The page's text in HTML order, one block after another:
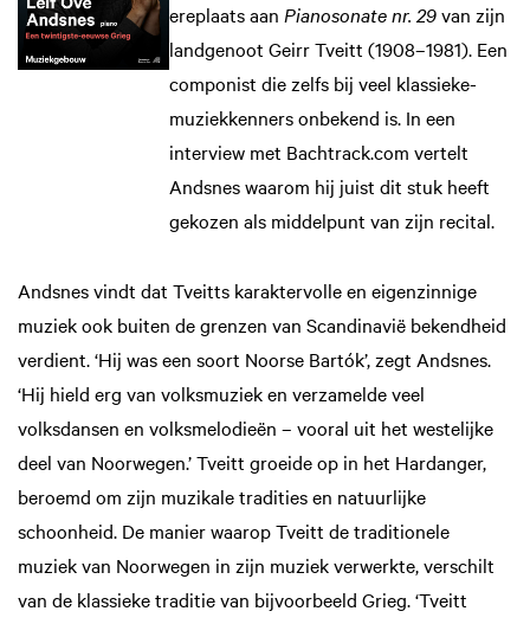
ereplaats aan Pianosonate nr. 29van zijn
landgenoot Geirr Tveitt (1908–1981). Een
componist die zelfs bij veel klassieke-
muziekkenners onbekend is. In een
interview met Bachtrack.com vertelt
Andsnes waarom hij juist dit stuk heeft
gekozen als middelpunt van zijn recital.
Andsnes vindt dat Tveitts karaktervolle en eigenzinnige
muziek ook buiten de grenzen van Scandinavië bekendheid
verdient. ‘Hij was een soort Noorse Bartók’, zegt Andsnes.
‘Hij hield erg van volksmuziek en verzamelde veel
volksdansen en volksmelodieën – vooral uit het westelijke
deel van Noorwegen.’ Tveitt groeide op in het Hardanger,
beroemd om zijn muzikale tradities en natuurlijke
schoonheid. De manier waarop Tveitt de traditionele
muziek van Noorwegen in zijn muziek verwerkte, verschilt
van de klassieke traditie van bijvoorbeeld Grieg. ‘Tveitt